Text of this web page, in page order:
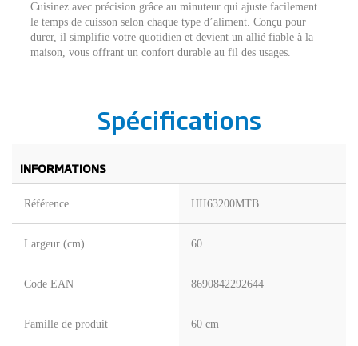
Cuisinez avec précision grâce au minuteur qui ajuste facilement
le temps de cuisson selon chaque type d’aliment. Conçu pour
durer, il simplifie votre quotidien et devient un allié fiable à la
maison, vous offrant un confort durable au fil des usages.
Spécifications
INFORMATIONS
Référence HII63200MTB
Largeur (cm) 60
Code EAN 8690842292644
Famille de produit 60 cm